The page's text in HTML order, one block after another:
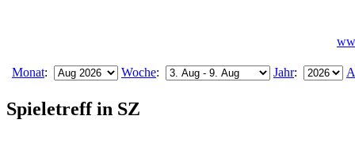
Monat: Woche: Jahr:
Spieletreff in SZ